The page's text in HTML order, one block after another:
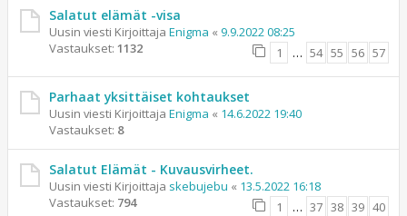
Salatut elämät -visa
Uusin viesti Kirjoittaja Enigma « 9.9.2022 08:25
Vastaukset: 1132 1 … 54 55 56 57
Parhaat yksittäiset kohtaukset
Uusin viesti Kirjoittaja Enigma « 14.6.2022 19:40
Vastaukset: 8
Salatut Elämät - Kuvausvirheet.
Uusin viesti Kirjoittaja skebujebu « 13.5.2022 16:18
Vastaukset: 794 1 … 37 38 39 40